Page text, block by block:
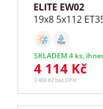
ELITE EW02
19x8 5x112
SKLADEM 4 ks,
4 114 Kč
3 400 Kč bez DPH